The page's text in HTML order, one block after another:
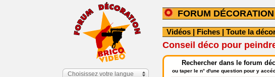
FORUM DÉCORATION
Vidéos | Fiches | Toute la
Conseil déco pour
Rechercher dans le forum
ou taper le n° d'une question pour y
Choisissez votre langue